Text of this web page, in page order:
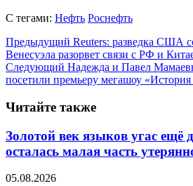
С тегами: Нефть Роснефть
Предыдущий Reuters: разведка США
Венесуэла разорвет связи с РФ и
Следующий Надежда и Павел
посетили премьеру мегашоу
Читайте также
Золотой век языков угас ещё
осталась малая часть
05.08.2026